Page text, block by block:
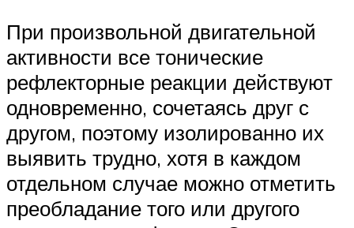
При произвольной двигательной
активности все тонические
рефлекторные реакции действуют
одновременно, сочетаясь друг с
другом, поэтому изолированно их
выявить трудно, хотя в каждом
отдельном случае можно отметить
преобладание того или другого